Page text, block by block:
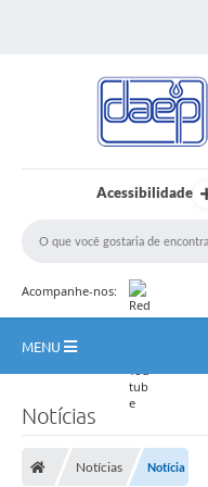
Acessibilidade
Acompanhe-nos:
MENU
Notícias
Notícias Notícia